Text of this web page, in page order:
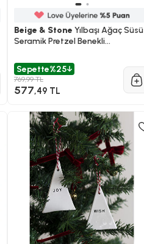
Beige & Stone Yılbaşı Ağaç Süsü
Seramik Pretzel Benekli
Set Çam Ağacı Süsü
Sepette%25
769,99 TL
577,49 TL